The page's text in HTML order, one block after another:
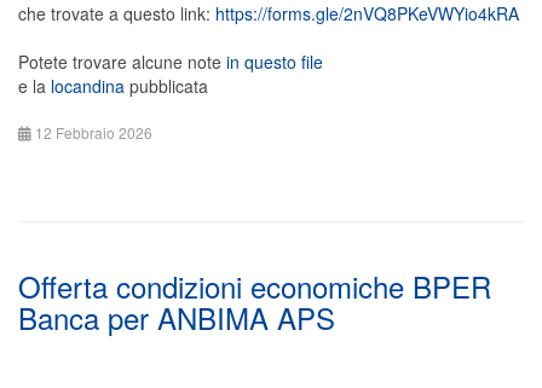
che trovate a questo link: https://forms.gle/2nVQ8PKeVWYio4kRA
Potete trovare alcune note in questo file
e la locandina pubblicata
12 Febbraio 2026
Offerta condizioni economiche BPER
Banca per ANBIMA APS